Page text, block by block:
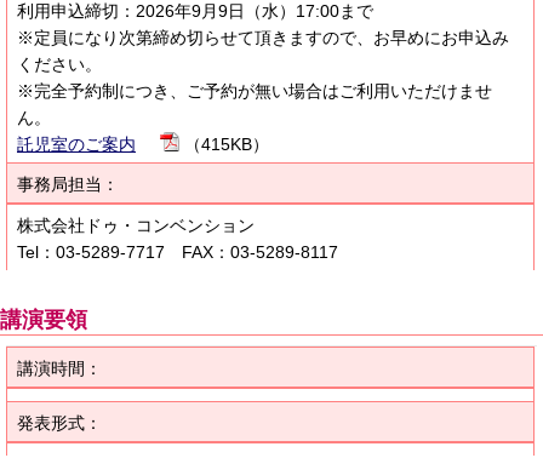
利用申込締切：2026年9月9日（水）17:00まで
※定員になり次第締め切らせて頂きますので、お早めにお申込み
ください。
※完全予約制につき、ご予約が無い場合はご利用いただけませ
ん。
託児室のご案内
（415KB）
事務局担当：
株式会社ドゥ・コンベンション
Tel：03-5289-7717 FAX：03-5289-8117
講演要領
講演時間：
発表形式：